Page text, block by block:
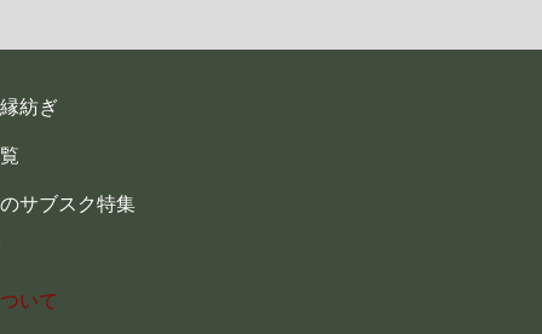
紡ぎ
サブスク特集
いて